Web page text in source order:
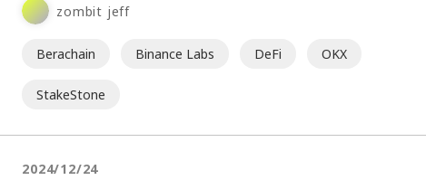
zombit jeff
Berachain Binance Labs DeFi OKX
StakeStone
2024/12/24